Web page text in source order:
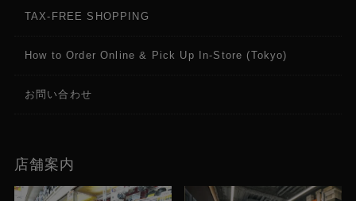
TAX-FREE SHOPPING
How to Order Online & Pick Up In-Store (Tokyo)
お問い合わせ
店舗案内